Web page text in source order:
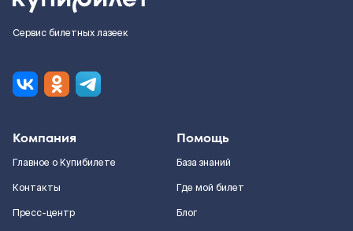
Сервис билетных лазеек
Компания
Главное о Купибилете
Контакты
Пресс-центр
Помощь
База знаний
Где мой билет
Блог